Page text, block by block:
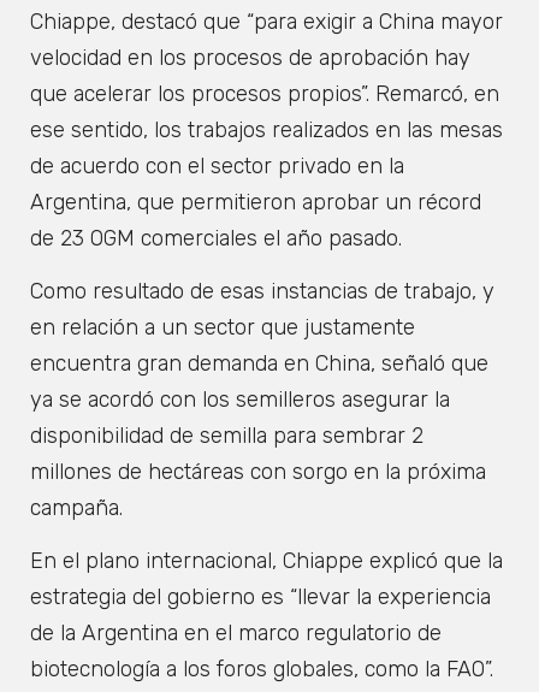
Chiappe, destacó que “para exigir a China mayor
velocidad en los procesos de aprobación hay
que acelerar los procesos propios”. Remarcó, en
ese sentido, los trabajos realizados en las mesas
de acuerdo con el sector privado en la
Argentina, que permitieron aprobar un récord
de 23 OGM comerciales el año pasado.
Como resultado de esas instancias de trabajo, y
en relación a un sector que justamente
encuentra gran demanda en China, señaló que
ya se acordó con los semilleros asegurar la
disponibilidad de semilla para sembrar 2
millones de hectáreas con sorgo en la próxima
campaña.
En el plano internacional, Chiappe explicó que la
estrategia del gobierno es “llevar la experiencia
de la Argentina en el marco regulatorio de
biotecnología a los foros globales, como la FAO”.